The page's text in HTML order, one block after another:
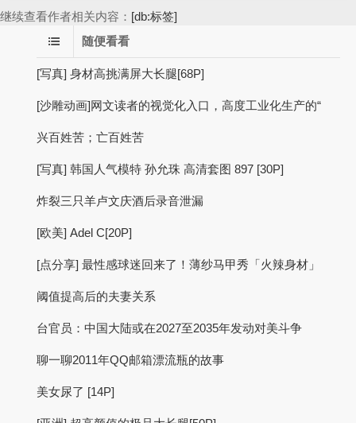
继续查看作者相关内容： [db:标签]
随便看看
[写真] 身材高挑满屏大长腿[68P]
[沙雕动画]网文读者的视觉化入口，高度工业化生产的“
兴百姓苦；亡百姓苦
[写真] 韩国人气模特 孙允珠 高清套图 897 [30P]
炸裂三只羊卢文庆酒后录音泄漏
[欧美] Adel C[20P]
[点分享] 最性感球迷回来了！薄纱马甲秀「火辣身材」
阈值提高后的夫妻关系
台官员：中国大陆或在2027至2035年发动对美斗争
聊一聊2011年QQ邮箱漂流瓶的故事
美女尿了 [14P]